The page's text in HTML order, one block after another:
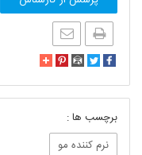
برچسب ها :
نرم کننده مو